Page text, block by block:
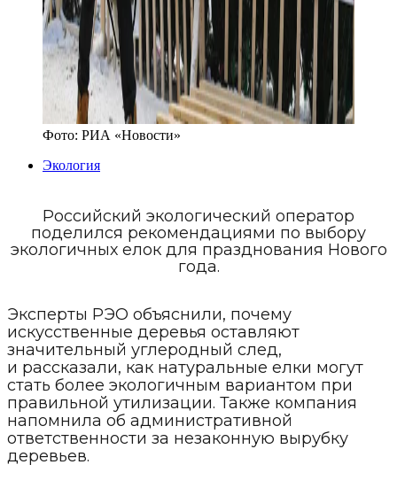
Фото: РИА «Новости»
Экология
Российский экологический оператор
поделился рекомендациями по выбору
экологичных елок для празднования Нового
года.
Эксперты РЭО объяснили, почему
искусственные деревья оставляют
значительный углеродный след,
и рассказали, как натуральные елки могут
стать более экологичным вариантом при
правильной утилизации. Также компания
напомнила об административной
ответственности за незаконную вырубку
деревьев.